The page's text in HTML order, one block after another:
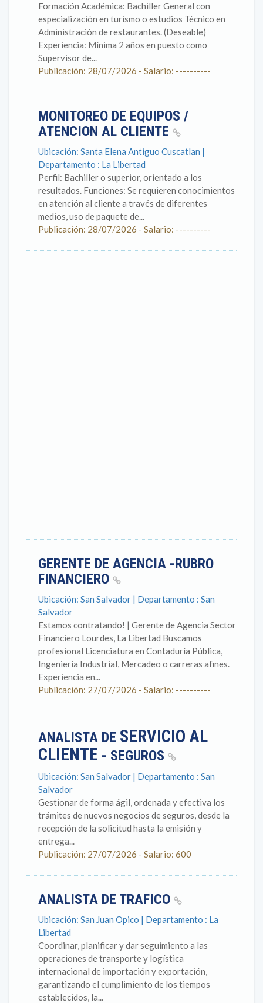
Formación Académica: Bachiller General con
especialización en turismo o estudios Técnico en
Administración de restaurantes. (Deseable)
Experiencia: Mínima 2 años en puesto como
Supervisor de...
Publicación: 28/07/2026 - Salario: ----------
MONITOREO DE EQUIPOS /
ATENCION AL CLIENTE
Ubicación: Santa Elena Antiguo Cuscatlan |
Departamento : La Libertad
Perfil: Bachiller o superior, orientado a los
resultados. Funciones: Se requieren conocimientos
en atención al cliente a través de diferentes
medios, uso de paquete de...
Publicación: 28/07/2026 - Salario: ----------
GERENTE DE AGENCIA -RUBRO
FINANCIERO
Ubicación: San Salvador | Departamento : San
Salvador
Estamos contratando! | Gerente de Agencia Sector
Financiero Lourdes, La Libertad Buscamos
profesional Licenciatura en Contaduría Pública,
Ingeniería Industrial, Mercadeo o carreras afines.
Experiencia en...
Publicación: 27/07/2026 - Salario: ----------
ANALISTA DE SERVICIO AL
CLIENTE - SEGUROS
Ubicación: San Salvador | Departamento : San
Salvador
Gestionar de forma ágil, ordenada y efectiva los
trámites de nuevos negocios de seguros, desde la
recepción de la solicitud hasta la emisión y
entrega...
Publicación: 27/07/2026 - Salario: 600
ANALISTA DE TRAFICO
Ubicación: San Juan Opico | Departamento : La
Libertad
Coordinar, planificar y dar seguimiento a las
operaciones de transporte y logística
internacional de importación y exportación,
garantizando el cumplimiento de los tiempos
establecidos, la...